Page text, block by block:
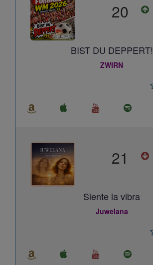
20
BIST DU DEPPERT!
ZWIRN
21
Siente la vibra
Juwelana